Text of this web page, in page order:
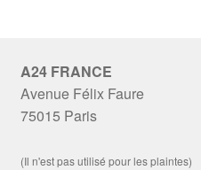
A24 FRANCE
Avenue Félix Faure
75015 Paris
(Il n'est pas utilisé pour les plaintes)